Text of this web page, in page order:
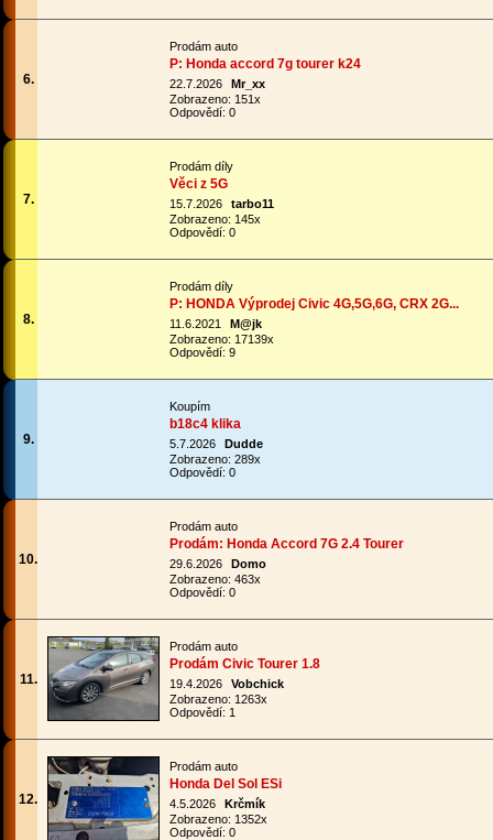
6.
Prodám auto
P: Honda accord 7g tourer k24
22.7.2026
Mr_xx
Zobrazeno: 151x
Odpovědí: 0
7.
Prodám díly
Věci z 5G
15.7.2026
tarbo11
Zobrazeno: 145x
Odpovědí: 0
8.
Prodám díly
P: HONDA Výprodej Civic 4G,5G,6G, CRX 2G...
11.6.2021
M@jk
Zobrazeno: 17139x
Odpovědí: 9
9.
Koupím
b18c4 klika
5.7.2026
Dudde
Zobrazeno: 289x
Odpovědí: 0
10.
Prodám auto
Prodám: Honda Accord 7G 2.4 Tourer
29.6.2026
Domo
Zobrazeno: 463x
Odpovědí: 0
11.
Prodám auto
Prodám Civic Tourer 1.8
19.4.2026
Vobchick
Zobrazeno: 1263x
Odpovědí: 1
12.
Prodám auto
Honda Del Sol ESi
4.5.2026
Krčmík
Zobrazeno: 1352x
Odpovědí: 0